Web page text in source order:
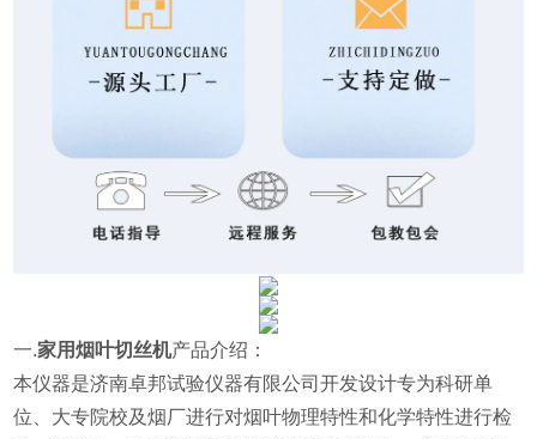
一.家用烟叶切丝机产品介绍：
本仪器是济南卓邦试验仪器有限公司开发设计专为科研单
位、大专院校及烟厂进行对烟叶物理特性和化学特性进行检